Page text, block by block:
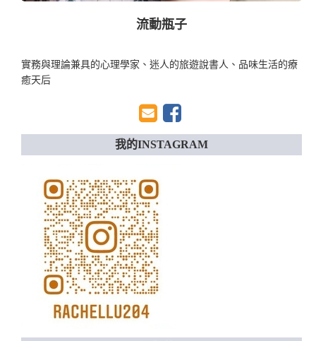
流動瓶子
實務與理論兼具的心理學家、迷人的旅遊說書人、品味生活的療
癒天后
我的INSTAGRAM